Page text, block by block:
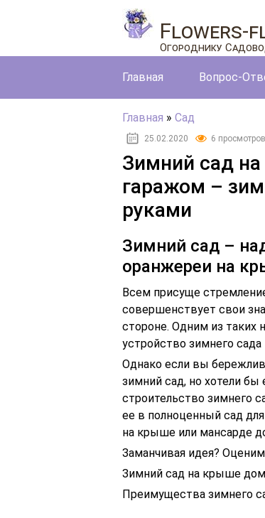
Flowers-
Огороднику
Главная Вопрос-
Главная » Сад
25.02.2020 6 просмотров
Зимний сад
гаражом –
руками
Зимний сад –
оранжереи на
Всем присуще
совершенствует свои
стороне. Одним из таких
устройство зимнего
Однако если вы
зимний сад, но хотели
строительство зимнего
ее в полноценный сад
на крыше или мансарде
Заманчивая идея?
Зимний сад на крыше
Преимущества зимнего